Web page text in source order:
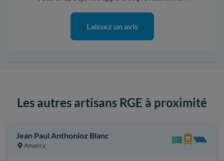
Laissez un avis
Les autres artisans RGE à proximité
Jean Paul Anthonioz Blanc
Amancy